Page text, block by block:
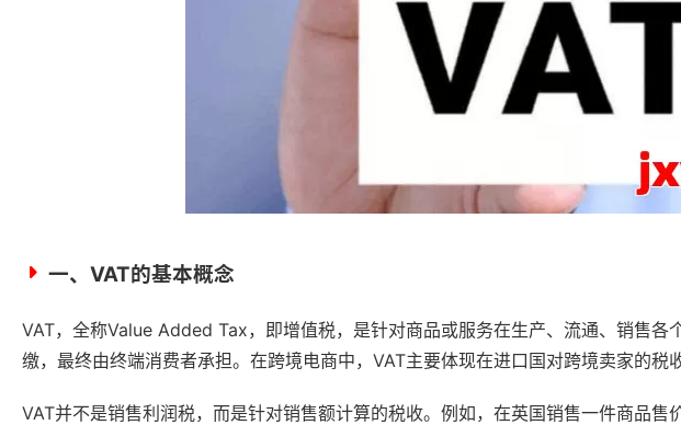
一、VAT的基本概念
VAT，全称Value Added Tax，即增值税，是针对商品或服务在生产、流通、销售
缴，最终由终端消费者承担。在跨境电商中，VAT主要体现在进口国对跨境卖家的税
VAT并不是销售利润税，而是针对销售额计算的税收。例如，在英国销售一件商品